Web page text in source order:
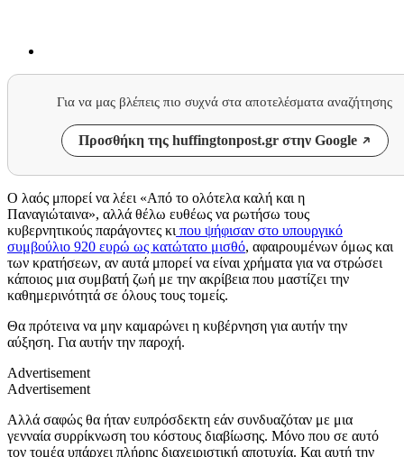
Για να μας βλέπεις πιο συχνά στα αποτελέσματα αναζήτησης
Προσθήκη της huffingtonpost.gr στην Google
Ο λαός μπορεί να λέει «Από το ολότελα καλή και η
Παναγιώταινα», αλλά θέλω ευθέως να ρωτήσω τους
κυβερνητικούς παράγοντες κι που ψήφισαν στο υπουργικό
συμβούλιο 920 ευρώ ως κατώτατο μισθό, αφαιρουμένων όμως και
των κρατήσεων, αν αυτά μπορεί να είναι χρήματα για να στρώσει
κάποιος μια συμβατή ζωή με την ακρίβεια που μαστίζει την
καθημερινότητά σε όλους τους τομείς.
Θα πρότεινα να μην καμαρώνει η κυβέρνηση για αυτήν την
αύξηση. Για αυτήν την παροχή.
Advertisement
Advertisement
Αλλά σαφώς θα ήταν ευπρόσδεκτη εάν συνδυαζόταν με μια
γενναία συρρίκνωση του κόστους διαβίωσης. Μόνο που σε αυτό
τον τομέα υπάρχει πλήρης διαχειριστική αποτυχία. Και αυτή την